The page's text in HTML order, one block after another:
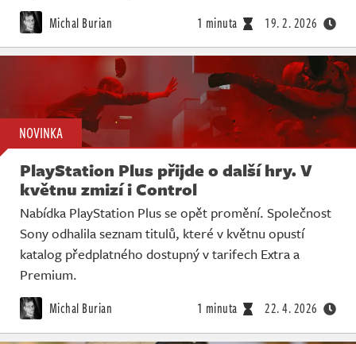
Michal Burian 1 minuta 19. 2. 2026
NOVINKA
PlayStation Plus přijde o další hry. V
květnu zmizí i Control
Nabídka PlayStation Plus se opět promění. Společnost
Sony odhalila seznam titulů, které v květnu opustí
katalog předplatného dostupný v tarifech Extra a
Premium.
Michal Burian 1 minuta 22. 4. 2026